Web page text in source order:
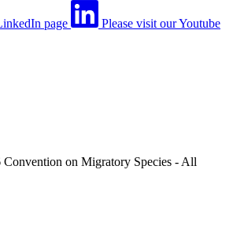
page Please visit our Youtube
on Migratory Species - All